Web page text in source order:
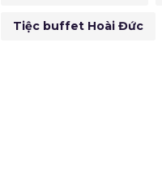
Tiệc buffet Hoài Đức